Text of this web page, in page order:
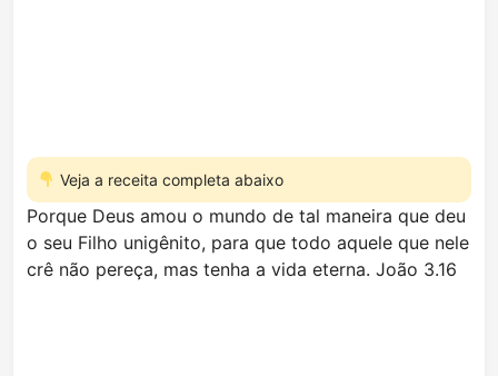
Veja a receita completa abaixo
Porque Deus amou o mundo de tal maneira que deu
o seu Filho unigênito, para que todo aquele que nele
crê não pereça, mas tenha a vida eterna. João 3.16